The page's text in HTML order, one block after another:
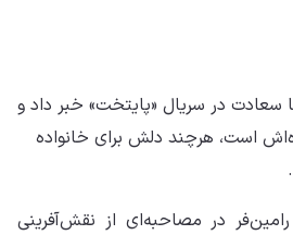
سعادت در سریال «پایتخت» خبر داد و
است، هرچند دلش برای خانواده
رامین‌فر در مصاحبه‌ای از نقش‌آفرینی